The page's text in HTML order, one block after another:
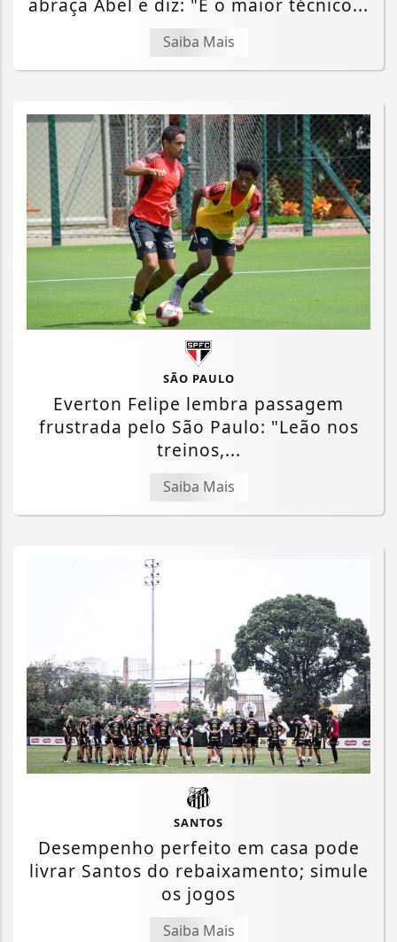
abraça Abel e diz: "É o maior técnico...
Saiba Mais
SÃO PAULO
Everton Felipe lembra passagem
frustrada pelo São Paulo: "Leão nos
treinos,...
Saiba Mais
SANTOS
Desempenho perfeito em casa pode
livrar Santos do rebaixamento; simule
os jogos
Saiba Mais